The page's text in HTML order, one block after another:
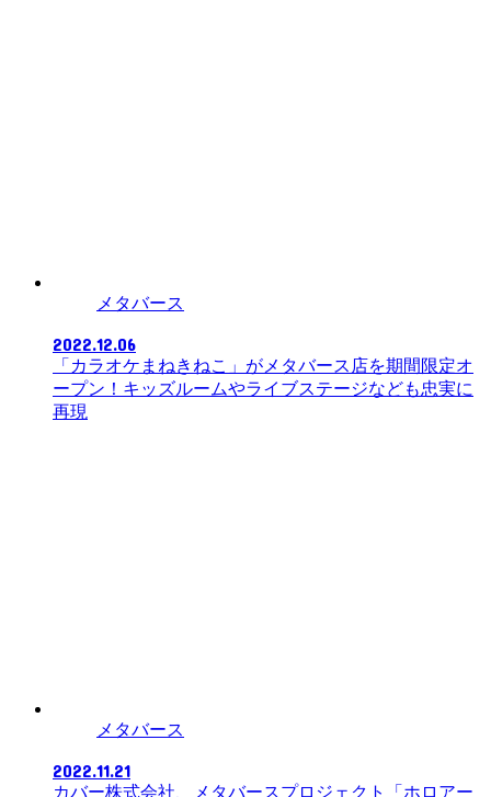
メタバース
2022.12.06
「カラオケまねきねこ」がメタバース店を期間限定オ
ープン！キッズルームやライブステージなども忠実に
再現
メタバース
2022.11.21
カバー株式会社、メタバースプロジェクト「ホロアー